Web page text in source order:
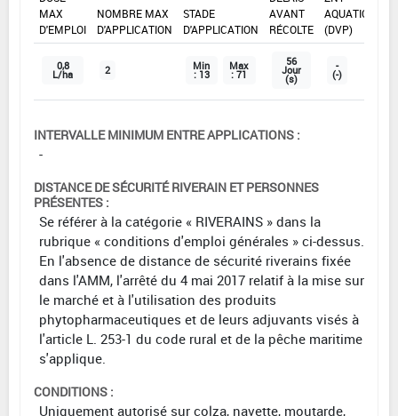
MAX
D'EMPLOI
NOMBRE MAX
D'APPLICATION
STADE
D'APPLICATION
AVANT
RÉCOLTE
AQUATIQUE
(DVP)
0,8
L/ha 2 Min
: 13
Max
: 71
56
Jour
(s)
-
(-)
INTERVALLE MINIMUM ENTRE APPLICATIONS :
-
DISTANCE DE SÉCURITÉ RIVERAIN ET PERSONNES
PRÉSENTES :
Se référer à la catégorie « RIVERAINS » dans la
rubrique « conditions d'emploi générales » ci-dessus.
En l'absence de distance de sécurité riverains fixée
dans l'AMM, l'arrêté du 4 mai 2017 relatif à la mise sur
le marché et à l'utilisation des produits
phytopharmaceutiques et de leurs adjuvants visés à
l'article L. 253-1 du code rural et de la pêche maritime
s'applique.
CONDITIONS :
Uniquement autorisé sur colza, navette, moutarde,